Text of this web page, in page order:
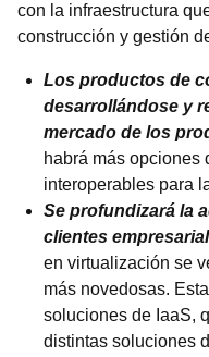
con la infraestructura
construcción y gestión
Los productos de
desarrollándose y
mercado de los
habrá más opciones
interoperables para
Se profundizará la
clientes
en virtualización se
más novedosas.
soluciones de IaaS,
distintas soluciones